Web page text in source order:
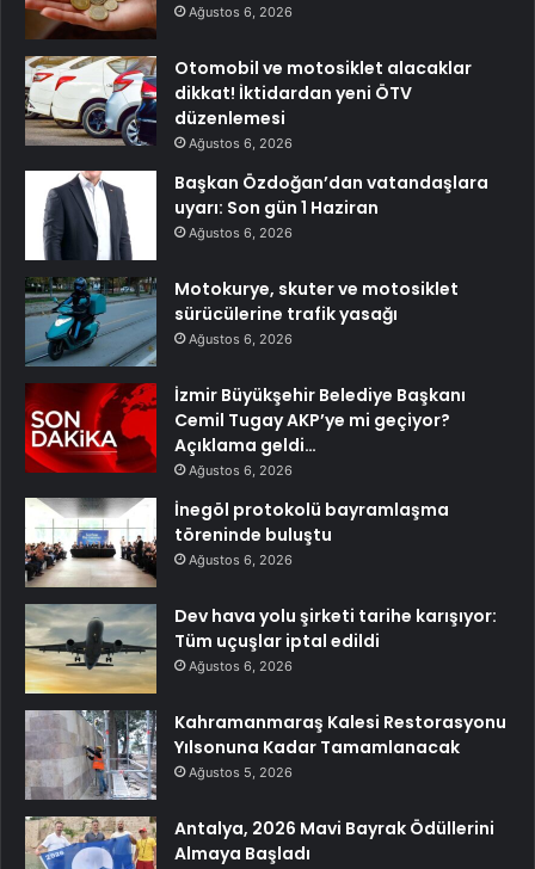
Ağustos 6, 2026
Otomobil ve motosiklet alacaklar
dikkat! İktidardan yeni ÖTV
düzenlemesi
Ağustos 6, 2026
Başkan Özdoğan’dan vatandaşlara
uyarı: Son gün 1 Haziran
Ağustos 6, 2026
Motokurye, skuter ve motosiklet
sürücülerine trafik yasağı
Ağustos 6, 2026
İzmir Büyükşehir Belediye Başkanı
Cemil Tugay AKP’ye mi geçiyor?
Açıklama geldi…
Ağustos 6, 2026
İnegöl protokolü bayramlaşma
töreninde buluştu
Ağustos 6, 2026
Dev hava yolu şirketi tarihe karışıyor:
Tüm uçuşlar iptal edildi
Ağustos 6, 2026
Kahramanmaraş Kalesi Restorasyonu
Yılsonuna Kadar Tamamlanacak
Ağustos 5, 2026
Antalya, 2026 Mavi Bayrak Ödüllerini
Almaya Başladı